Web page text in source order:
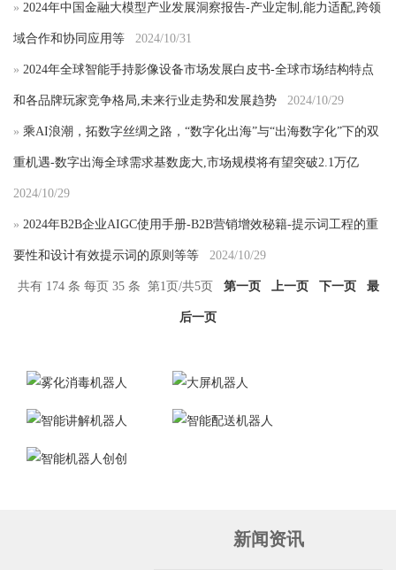
» 2024年中国金融大模型产业发展洞察报告-产业定制,能力适配,跨领
域合作和协同应用等 2024/10/31
» 2024年全球智能手持影像设备市场发展白皮书-全球市场结构特点
和各品牌玩家竞争格局,未来行业走势和发展趋势 2024/10/29
» 乘AI浪潮，拓数字丝绸之路，“数字化出海”与“出海数字化”下的双
重机遇-数字出海全球需求基数庞大,市场规模将有望突破2.1万亿
2024/10/29
» 2024年B2B企业AIGC使用手册-B2B营销增效秘籍-提示词工程的重
要性和设计有效提示词的原则等等 2024/10/29
共有 174 条 每页 35 条 第1页/共5页 第一页 上一页 下一页 最
后一页
新闻资讯